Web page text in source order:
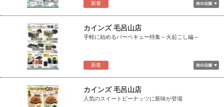
新着
新着
カインズ 毛呂山店
手軽に始めるバーベキュー特集～火起こし編～
カインズ 毛呂山店
人気のスイートピーナッツに新味が登場